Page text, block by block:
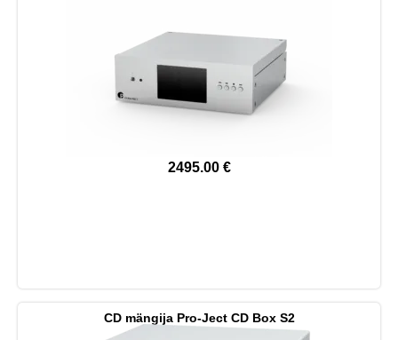
2495.00 €
CD mängija Pro-Ject CD Box S2